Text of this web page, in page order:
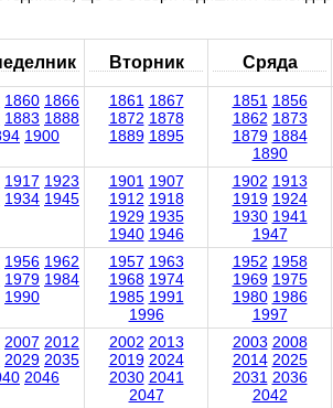
Вторник Сряда
1860 1866
1883 1888
1900
1861 1867
1872 1878
1889 1895
1851 1856
1862 1873
1879 1884
1890
1917 1923
1934 1945
1901 1907
1912 1918
1929 1935
1940 1946
1902 1913
1919 1924
1930 1941
1947
1956 1962
1979 1984
1990
1957 1963
1968 1974
1985 1991
1996
1952 1958
1969 1975
1980 1986
1997
2007 2012
2029 2035
2046
2002 2013
2019 2024
2030 2041
2047
2003 2008
2014 2025
2031 2036
2042